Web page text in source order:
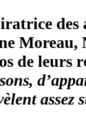
des
Moreau,
de leurs
assez